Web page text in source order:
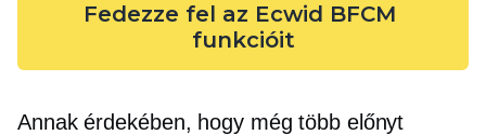
Fedezze fel az Ecwid BFCM
funkcióit
Annak érdekében, hogy még több előnyt